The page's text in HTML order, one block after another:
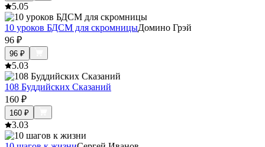
5.05
10 уроков БДСМ для скромницыДомино Грэй
96 ₽
96 ₽
5.03
108 Буддийских Сказаний
160 ₽
160 ₽
3.03